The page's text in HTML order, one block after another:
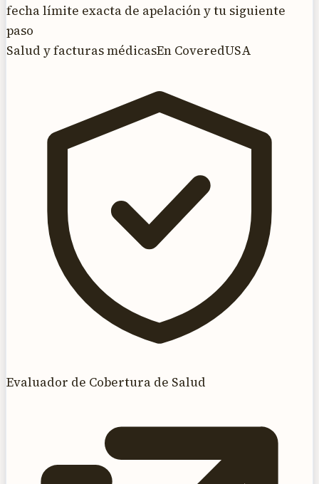
fecha límite exacta de apelación y tu siguiente
paso
Salud y facturas médicasEn CoveredUSA
Evaluador de Cobertura de Salud